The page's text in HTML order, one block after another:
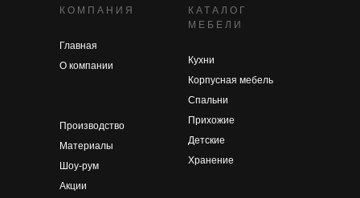
КАТАЛОГ
МЕБЕЛИ
Кухни
Детские
Спальни
Корпусная мебель
Хранение
Прихожие
КОМПАНИЯ
Главная
Шоу-рум
О компании
Производство
Акции
Материалы